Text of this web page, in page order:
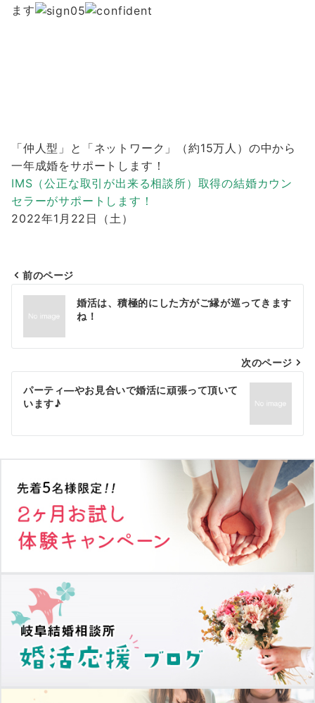
ます
「仲人型」と「ネットワーク」（約15万人）の中から
一年成婚をサポートします！
IMS（公正な取引が出来る相談所）取得の結婚カウン
セラーがサポートします！
2022年1月22日（土）
投
ナ
ビ
ゲ
シ
ョ
ン
前のページ
婚活は、積極的にした方がご縁が巡ってきます
ね！
次のページ
パーティ―やお見合いで婚活に頑張って頂いて
います♪